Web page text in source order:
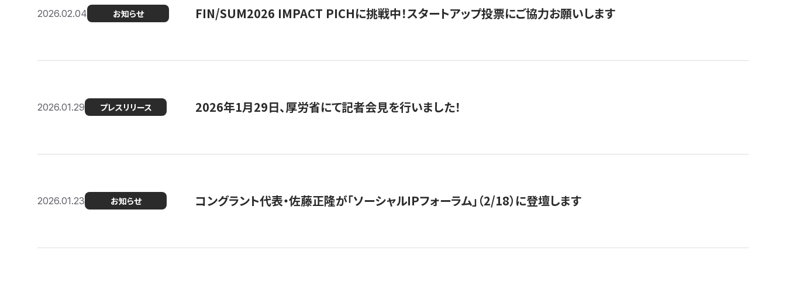
2026.02.04 お知らせ FIN/SUM2026 IMPACT PICHに挑戦中！スタートアップ投票にご協力お願いします
2026.01.29 プレスリリース 2026年1月29日、厚労省にて記者会見を行いました！
2026.01.23 お知らせ コングラント代表・佐藤正隆が「ソーシャルIPフォーラム」（2/18）に登壇します